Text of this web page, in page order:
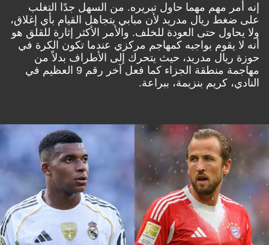
إنه أمر مهم مهما حاول تبريره. من السهل جدًا التغلب
على ضغط ريال مدريد لأن مبابي يتجاهل القيام بأي إغلاق،
ولا يحاول حتى العودة للخلف. والأمر الأكثر إثارة للقلق هو
أنه لا يقوم بواجبه كمهاجم مركزي عندما تكون الكرة في
حوزة ريال مدريد، حيث يتحرك إلى الأطراف بدلاً من
مهاجمة منطقة الجزاء كما فعل آخر رقم 9 العظيم في
النادي، كريم بنزيمة، ببراعة.